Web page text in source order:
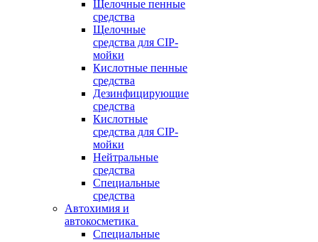
Щелочные пенные
средства
Щелочные
средства для CIP-
мойки
Кислотные пенные
средства
Дезинфицирующие
средства
Кислотные
средства для CIP-
мойки
Нейтральные
средства
Специальные
средства
Автохимия и
автокосметика
Специальные